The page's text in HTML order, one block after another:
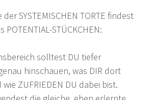
SYSTEMISCHEN TORTE findest
POTENTIAL-STÜCKCHEN:
solltest DU tiefer
hinschauen, was DIR dort
ZUFRIEDEN DU dabei bist.